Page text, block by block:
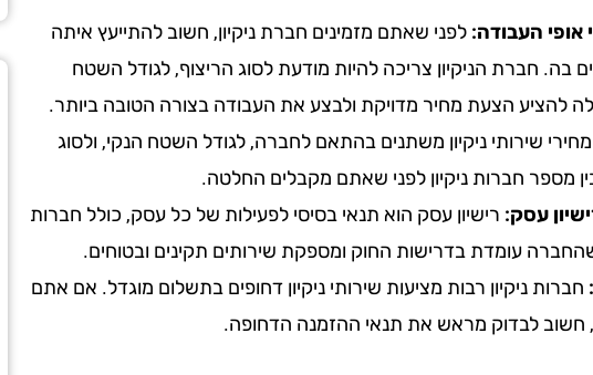
אופי העבודה: לפני שאתם מזמינים חברת ניקיון, חשוב להתייעץ איתה
בה. חברת הניקיון צריכה להיות מודעת לסוג הריצוף, לגודל השטח
לה להציע הצעת מחיר מדויקת ולבצע את העבודה בצורה הטובה ביותר.
מחירי שירותי ניקיון משתנים בהתאם לחברה, לגודל השטח הנקי, ולסוג
מספר חברות ניקיון לפני שאתם מקבלים החלטה.
עסק: רישיון עסק הוא תנאי בסיסי לפעילות של כל עסק, כולל חברות
שהחברה עומדת בדרישות החוק ומספקת שירותים תקינים ובטוחים.
חברות ניקיון רבות מציעות שירותי ניקיון דחופים בתשלום מוגדל. אם אתם
חשוב לבדוק מראש את תנאי ההזמנה הדחופה.